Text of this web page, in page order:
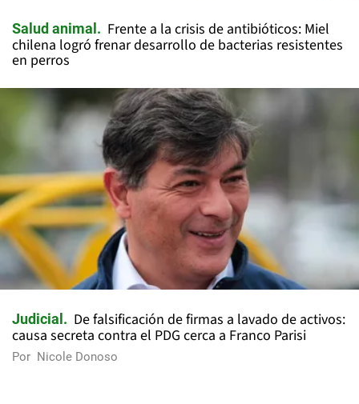
Salud animal
Frente a la crisis de antibióticos: Miel
chilena logró frenar desarrollo de bacterias resistentes
en perros
Judicial
De falsificación de firmas a lavado de activos:
causa secreta contra el PDG cerca a Franco Parisi
Por Nicole Donoso